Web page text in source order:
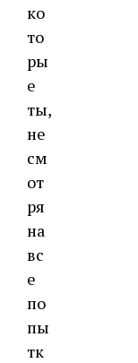
ко
то
ры
е
ты,
не
см
от
ря
на
вс
е
по
пы
тк